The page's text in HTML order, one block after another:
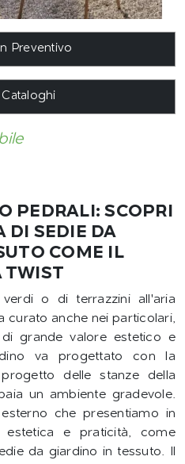
Preventivo
PEDRALI: SCOPRI
DI SEDIE DA
COME IL
TWIST
o di terrazzini all'aria
curato anche nei particolari,
grande valore estetico e
va progettato con la
delle stanze della
un ambiente gradevole.
che presentiamo in
estetica e praticità, come
da giardino in tessuto. Il